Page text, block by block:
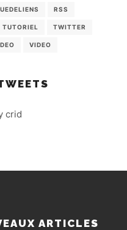
RSS
TUTORIEL TWITTER
VIDEO
crid
ARTICLES